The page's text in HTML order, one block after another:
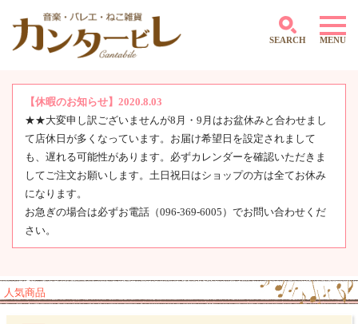
SEARCH MENU
～500円
501円～1,000円
1,001円～2,000円
2,001円～3,000円
4,000円～5,000円
【休暇のお知らせ】2020.8.03
★★大変申し訳ございませんが8月・9月はお盆休みと合わせまし
て店休日が多くなっています。お届け希望日を設定されまして
も、遅れる可能性があります。必ずカレンダーを確認いただきま
してご注文お願いします。土日祝日はショップの方は全てお休み
になります。
お急ぎの場合は必ずお電話（096-369-6005）でお問い合わせくだ
さい。
人気商品